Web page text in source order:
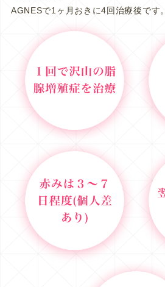
AGNESで1ヶ月おきに4回治療後です。